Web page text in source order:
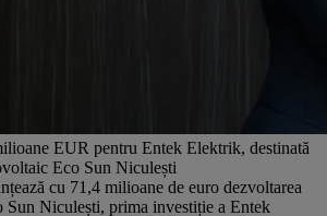
EUR pentru Entek Elektrik, destinată
Eco Sun Niculești
cu 71,4 milioane de euro dezvoltarea
Niculești, prima investiție a Entek